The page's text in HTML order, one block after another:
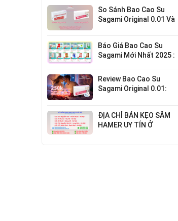
So Sánh Bao Cao Su
Sagami Original 0.01 Và
Báo Giá Bao Cao Su
Sagami Mới Nhất 2025 :
Review Bao Cao Su
Sagami Original 0.01:
ĐỊA CHỈ BÁN KẸO SÂM
HAMER UY TÍN Ở